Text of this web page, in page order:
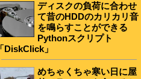
ディスクの負荷に合わせ
て昔のHDDのカリカリ音
を鳴らすことができる
Pythonスクリプト
「DiskClick」
めちゃくちゃ寒い日に屋